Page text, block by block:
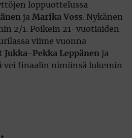
loppuottelussa
ja Marika Voss. Nykänen
2/1. Poikein 21-vuotiaiden
viime vuonna
Jukka-Pekka Leppänen ja
vei finaalin nimiinsä lukemin